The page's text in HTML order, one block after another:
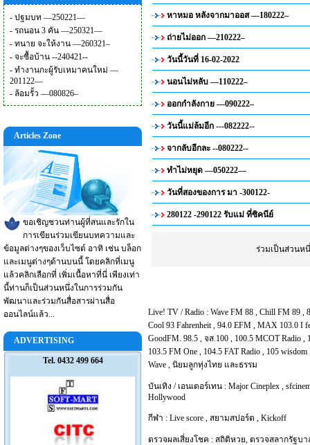
- ปฐมบท —250221—
- รถนอน 3 คัน —250321—
- ทนาย จะให้งาน —260321–
- จะซื้อบ้าน --240421--
- ทำงานกะผู้รับเหมาคนใหม่ —
201122—
- ล้อมรั้ว —080826–
Articles Zone
ขอเชิญชวนท่านผู้ที่สนและรักใน
การเขียนร่วมเขียนบทความและ
ข้อมูลต่างๆของเว็บไซต์ อาทิ เช่น บล็อก
และเมนูต่างๆด้านบนนี้ โดยคลิกที่เมนู
แล้วคลิกเลือกที่ เพิ่มเนื้อหาที่นี่ เพียงเท่า
นี้ท่านก็เป็นส่วนหนึ่งในการร่วมกัน
พัฒนาและร่วมกันสื่อสารผ่านสื่อ
ออนไลน์แล้ว...
ADVERTISING
Tel. 0432 499 664
หาหมอ หลังจากมาออส —180222–
ถ่ายไม่ออก —210222–
วันนี้วันที่ 16-02-2022
นอนไม่หลับ —110222–
ออกกำลังกาย —090222–
วันนี้แม่ล้มอีก ---082222--
จากลับอีกละ --080222--
ทำไม่หยุด —050222—
วันที่สองของการ มา -300122-
280122 -290122 รับแม่ ที่ซิคนีย์
ร่วมเป็นส่วนห
Live! TV / Radio : Wave FM 88 , Chill FM 89 ,
Cool 93 Fahrenheit, 94.0 EFM , MAX 103.0 I
GoodFM. 98.5 , จส.100 , 100.5 MCOT Radio ,
103.5 FM One , 104.5 FAT Radio , 105 wisdom
Wave , นิยมลูกทุ่งไทย และธรรม
บันเทิง / เอนเตอร์เทน : Major Cineplex ,
Hollywood
กีฬา : Live score , สยามสปอร์ต , Kickoff
ตรวจผลเสี่ยงโชค : สถิติหวย, ตรวจสลากรัฐบา